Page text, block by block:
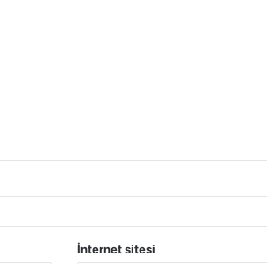
İnternet sitesi